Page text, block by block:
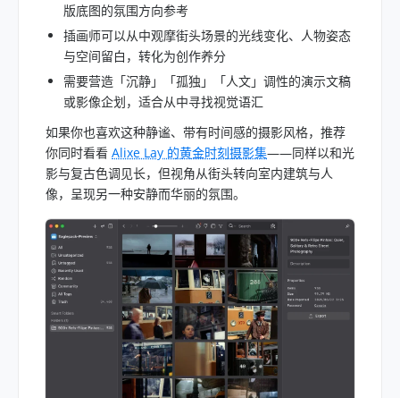
版底图的氛围方向参考
插画师可以从中观摩街头场景的光线变化、人物姿态
与空间留白，转化为创作养分
需要营造「沉静」「孤独」「人文」调性的演示文稿
或影像企划，适合从中寻找视觉语汇
如果你也喜欢这种静谧、带有时间感的摄影风格，推荐
你同时看看 Alixe Lay 的黄金时刻摄影集——同样以和光
影与复古色调见长，但视角从街头转向室内建筑与人
像，呈现另一种安静而华丽的氛围。